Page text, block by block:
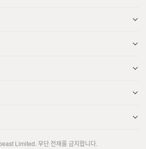
Limited. 무단 전재를 금지합니다.